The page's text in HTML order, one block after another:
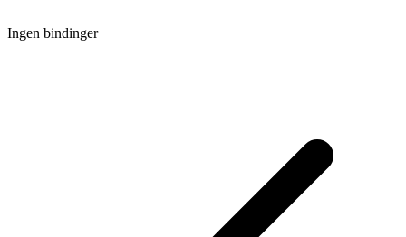
Ingen bindinger